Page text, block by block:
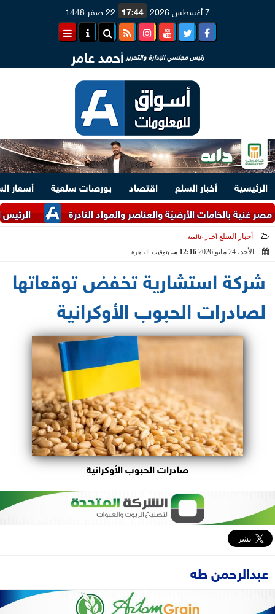
7 أغسطس 2026 17:44 22 صفر 1448
رئيس مجلسي الإدارة والتحرير أحمد عامر
الرئيسية أخبار السلع اقتصاد بورصات سلعية
أسعار
الرئيس السيسي
الأرضيّة والعناصر والمواد النادرة
أخبار السلع أخبار عالمية
الأحد، 24 مايو 2026 12:16 مـ بتوقيت القاهرة
شركة استشارية تخفض توقعاتها
لصادرات الحبوب الأوكرانية
صادرات الحبوب الأوكرانية
عبدالرحمن طه